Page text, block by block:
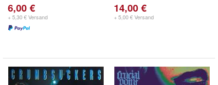
6,00 €
+ 5,30 € Versand
14,00 €
+ 5,00 € Versand